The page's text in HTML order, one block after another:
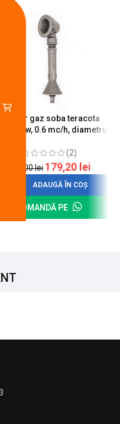
Arzator gaz soba teracota
6 kw, 0.6 mc/h, diametru
(2)
200,00lei 179,20 lei
ADAUGĂ ÎN COȘ
COMANDĂ PE